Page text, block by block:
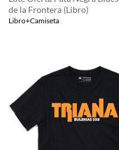
precio
actualde la Frontera (Libro)
Libro+Camiseta